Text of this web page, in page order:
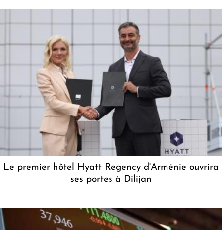
Le premier hôtel Hyatt Regency d'Arménie ouvrira
ses portes à Dilijan